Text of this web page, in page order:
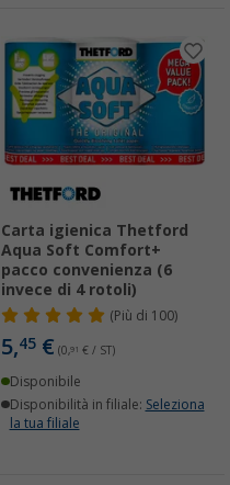
Carta igienica Thetford
Aqua Soft Comfort+
pacco convenienza (6
invece di 4 rotoli)
( Più di 100)
5,45 € (0,91 € / ST)
Disponibile
Disponibilità in filiale: Seleziona
la tua filiale